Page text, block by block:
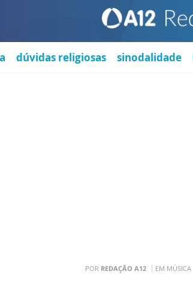
dúvidas religiosas sinodalidade
POR REDAÇÃO A12 EM MÚSICA